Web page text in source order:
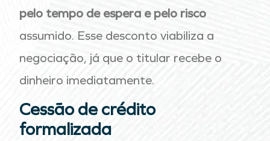
pelo tempo de espera e pelo risco
assumido. Esse desconto viabiliza a
negociação, já que o titular recebe o
dinheiro imediatamente.
Cessão de crédito
formalizada